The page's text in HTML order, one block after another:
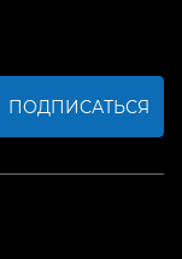
ПОДПИСАТЬСЯ